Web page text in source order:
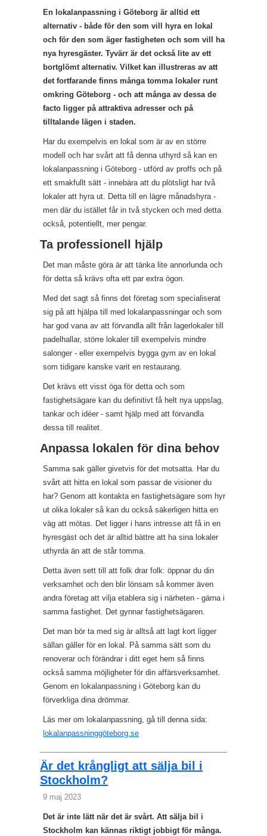
En lokalanpassning i Göteborg är alltid ett
alternativ - både för den som vill hyra en lokal
och för den som äger fastigheten och som vill ha
nya hyresgäster. Tyvärr är det också lite av ett
bortglömt alternativ. Vilket kan illustreras av att
det fortfarande finns många tomma lokaler runt
omkring Göteborg - och att många av dessa de
facto ligger på attraktiva adresser och på
tilltalande lägen i staden.
Har du exempelvis en lokal som är av en större
modell och har svårt att få denna uthyrd så kan en
lokalanpassning i Göteborg - utförd av proffs och på
ett smakfullt sätt - innebära att du plötsligt har två
lokaler att hyra ut. Detta till en lägre månadshyra -
men där du istället får in två stycken och med detta
också, potentiellt, mer pengar.
Ta professionell hjälp
Det man måste göra är att tänka lite annorlunda och
för detta så krävs ofta ett par extra ögon.
Med det sagt så finns det företag som specialiserat
sig på att hjälpa till med lokalanpassningar och som
har god vana av att förvandla allt från lagerlokaler till
padelhallar, större lokaler till exempelvis mindre
salonger - eller exempelvis bygga gym av en lokal
som tidigare kanske varit en restaurang.
Det krävs ett visst öga för detta och som
fastighetsägare kan du definitivt få helt nya uppslag,
tankar och idéer - samt hjälp med att förvandla
dessa till realitet.
Anpassa lokalen för dina behov
Samma sak gäller givetvis för det motsatta. Har du
svårt att hitta en lokal som passar de visioner du
har? Genom att kontakta en fastighetsägare som hyr
ut olika lokaler så kan du också säkerligen hitta en
väg att mötas. Det ligger i hans intresse att få in en
hyresgäst och det är alltid bättre att ha sina lokaler
uthyrda än att de står tomma.
Detta även sett till att folk drar folk: öppnar du din
verksamhet och den blir lönsam så kommer även
andra företag att vilja etablera sig i närheten - gärna i
samma fastighet. Det gynnar fastighetsägaren.
Det man bör ta med sig är alltså att lagt kort ligger
sällan gäller för en lokal. På samma sätt som du
renoverar och förändrar i ditt eget hem så finns
också samma möjligheter för din affärsverksamhet.
Genom en lokalanpassning i Göteborg kan du
förverkliga dina drömmar.
Läs mer om lokalanpassning, gå till denna sida:
lokalanpassninggöteborg.se
Är det krångligt att sälja bil i
Stockholm?
9 maj 2023
Det är inte lätt när det är svårt. Att sälja bil i
Stockholm kan kännas riktigt jobbigt för många.